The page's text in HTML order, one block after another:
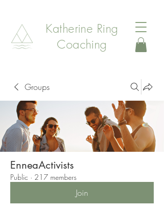
Katherine Ring
Coaching
Groups
EnneaActivists
Public · 217 members
Join